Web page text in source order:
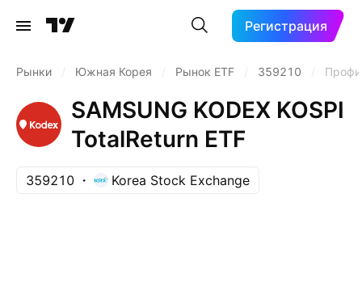
Регистрация
Рынки Южная Корея Рынок ETF 359210
SAMSUNG KODEX KOSPI
TotalReturn ETF
359210 Korea Stock Exchange